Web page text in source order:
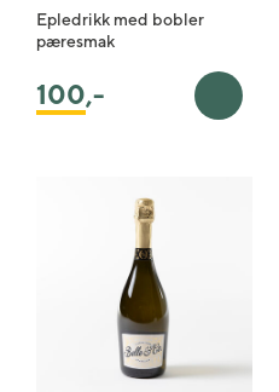
Epledrikk med bobler
pæresmak
100,- Legg